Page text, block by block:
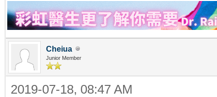
Cheiua
Junior Member
2019-07-18, 08:47 AM